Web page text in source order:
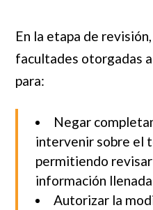
En la etapa de
facultades otorgadas
para:
Negar
intervenir sobre el
permitiendo
información
Autorizar la